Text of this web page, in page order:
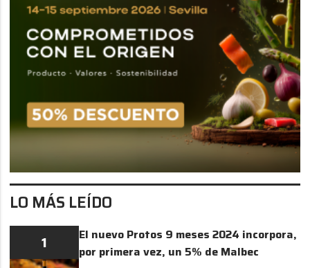
LO MÁS LEÍDO
1
El nuevo Protos 9 meses 2024 incorpora,
por primera vez, un 5% de Malbec